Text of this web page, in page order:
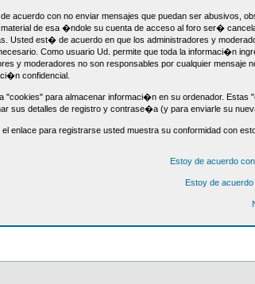
acuerdo con no enviar mensajes que puedan ser abusivos,
material de esa �ndole su cuenta de acceso al foro ser�
Usted est� de acuerdo en que los administradores y
Como usuario Ud. permite que toda la informaci�n
y moderadores no son responsables por cualquier
confidencial.
"cookies" para almacenar informaci�n en su ordenador.
sus detalles de registro y contrase�a (y para enviarle su
el enlace para registrarse usted muestra su conformidad con
Estoy de acuerdo
Estoy de